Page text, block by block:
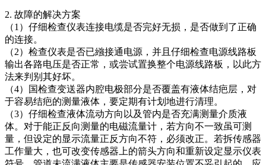
2. 故障的解决方案
（1）仔细检查仪表连接电缆是否完好无损，是否做到了正确
的连接。
（2）检查仪表是否已繈接通电源，并且仔细检查电源线路板
输出各路电压是否正常，或尝试置换整个电源线路板，以此方
法来判别其好坏。
（4）国检查变送器内腔电极部分是否覆盖有液体结疤层，对
于容易结疤的测量液体，要定期有计划地进行清理。
（3）仔细检查液体流动方向以及管内是否充满测量介质液
体。对于能正反向测量的电磁流量计，若方向不一致虽可测
量，但设定的显示流量正反方向不符，必须改正。若拆传感器
工作量大，也可改变传感器上的箭头方向和重新设定显示仪表